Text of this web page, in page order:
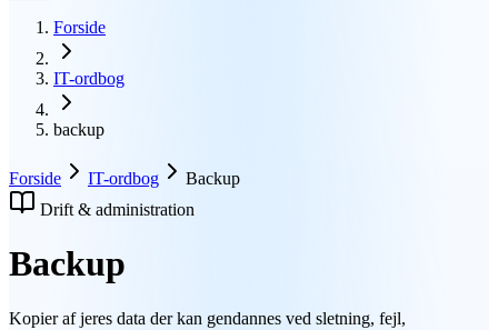
Forside
IT-ordbog
backup
Forside IT-ordbog
Backup
Drift & administration
Backup
Kopier af jeres data der kan gendannes ved sletning, fejl,